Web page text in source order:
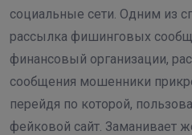
социальные сети. Одним из
рассылка фишинговых
финансовый организации,
сообщения мошенники
перейдя по которой,
фейковой сайт. Заманивает